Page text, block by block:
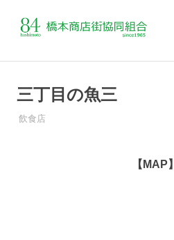
三丁目の魚三
飲食店
【MAP】